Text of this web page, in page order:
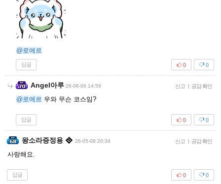
@로에르
답글 0
0
Angel아루 26-06-06 14:59 신고 공감 확인
@로에르 우와 무슨 코스임?
답글 0
0
왕소라증정용 26-05-08 20:34 신고 공감 확인
사랑해요.
답글 0
0